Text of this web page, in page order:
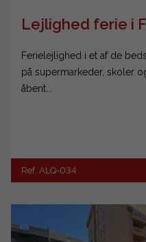
Lejlighed ferie i
Ferielejlighed i et af de
på supermarkeder, skoler
åbent...
Ref. ALQ-034